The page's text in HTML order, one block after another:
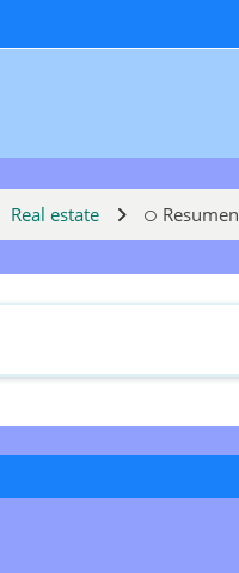
Real estate Resumen